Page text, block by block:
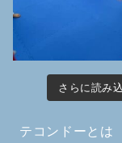
さらに読み
テコンドーとは